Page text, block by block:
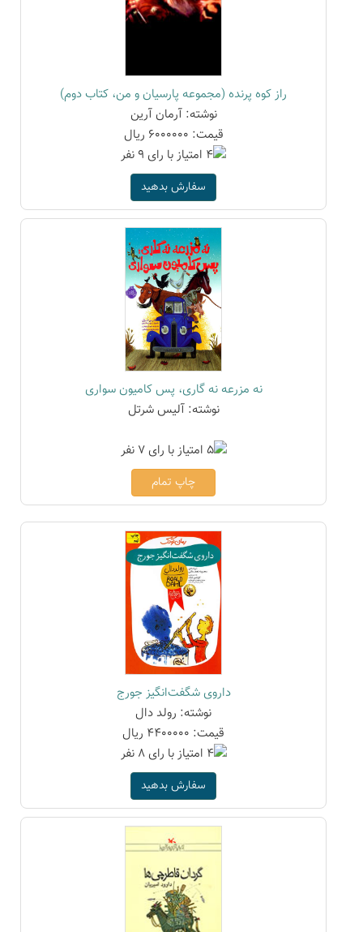
راز کوه پرنده (مجموعه پارسیان و من، کتاب دوم)
نوشته: آرمان آرین
قیمت: 6000000 ریال
سفارش بدهید
نه مزرعه نه گاری، پس کامیون سواری
نوشته: آلیس شرتل
چاپ تمام
داروی شگفت‌انگیز جورج
نوشته: رولد دال
قیمت: 4400000 ریال
سفارش بدهید